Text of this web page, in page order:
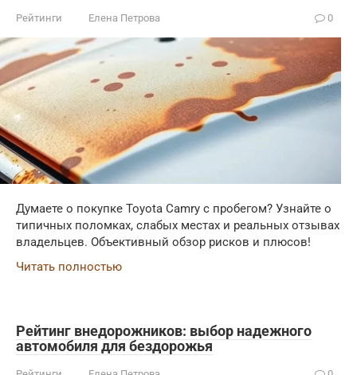
Рейтинги Елена Петрова 0
Думаете о покупке Toyota Camry с пробегом? Узнайте о
типичных поломках, слабых местах и реальных отзывах
владельцев. Объективный обзор рисков и плюсов!
Читать полностью
Рейтинг внедорожников: выбор надежного
автомобиля для бездорожья